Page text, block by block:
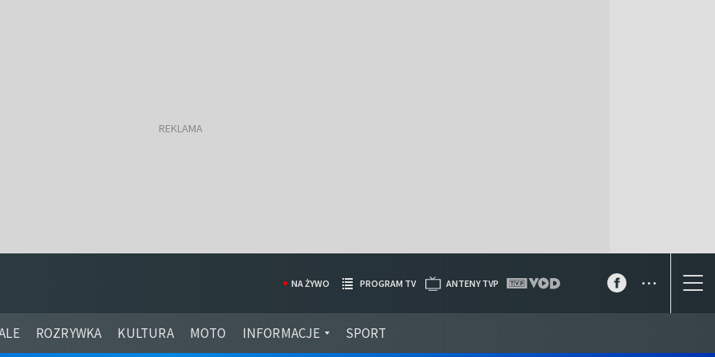
ROZRYWKA KULTURA MOTO INFORMACJE SPORT
NA ŻYWO PROGRAM TV ANTENY TVP ...